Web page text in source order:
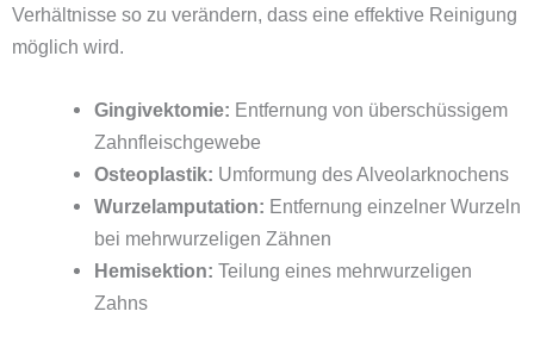
Verhältnisse so zu verändern, dass eine effektive Reinigung
möglich wird.
Gingivektomie: Entfernung von überschüssigem
Zahnfleischgewebe
Osteoplastik: Umformung des Alveolarknochens
Wurzelamputation: Entfernung einzelner Wurzeln
bei mehrwurzeligen Zähnen
Hemisektion: Teilung eines mehrwurzeligen
Zahns